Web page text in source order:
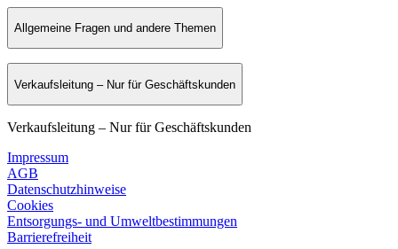
Allgemeine Fragen und andere Themen
Verkaufsleitung – Nur für Geschäftskunden
Verkaufsleitung – Nur für Geschäftskunden
Impressum
AGB
Datenschutzhinweise
Cookies
Entsorgungs- und Umweltbestimmungen
Barrierefreiheit